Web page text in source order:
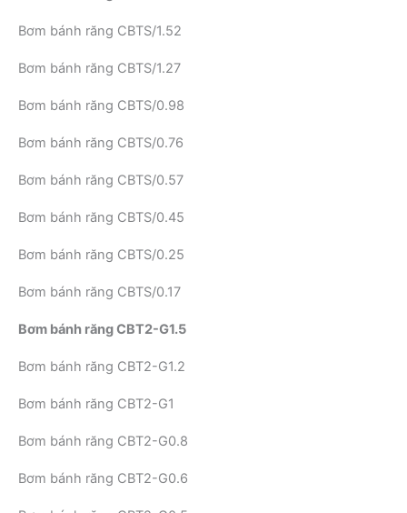
Bơm bánh răng CBTS/1.52
Bơm bánh răng CBTS/1.27
Bơm bánh răng CBTS/0.98
Bơm bánh răng CBTS/0.76
Bơm bánh răng CBTS/0.57
Bơm bánh răng CBTS/0.45
Bơm bánh răng CBTS/0.25
Bơm bánh răng CBTS/0.17
Bơm bánh răng CBT2-G1.5
Bơm bánh răng CBT2-G1.2
Bơm bánh răng CBT2-G1
Bơm bánh răng CBT2-G0.8
Bơm bánh răng CBT2-G0.6